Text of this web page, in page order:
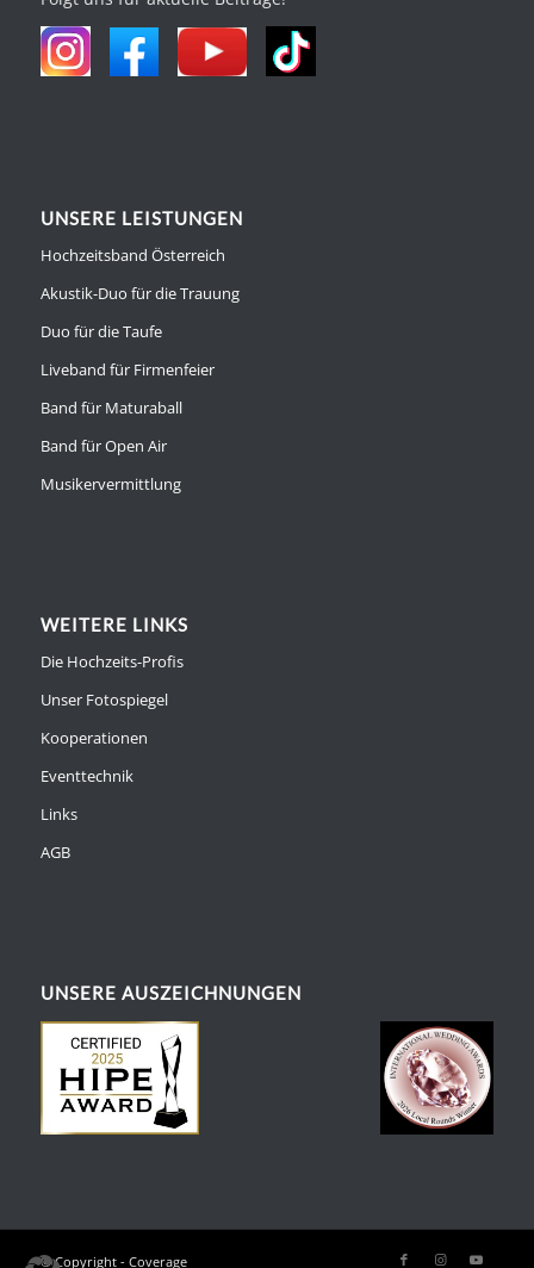
UNSERE LEISTUNGEN
Hochzeitsband Österreich
Akustik-Duo für die Trauung
Duo für die Taufe
Liveband für Firmenfeier
Band für Maturaball
Band für Open Air
Musikervermittlung
WEITERE LINKS
Die Hochzeits-Profis
Unser Fotospiegel
Kooperationen
Eventtechnik
Links
AGB
UNSERE AUSZEICHNUNGEN
© Copyright - Coverage